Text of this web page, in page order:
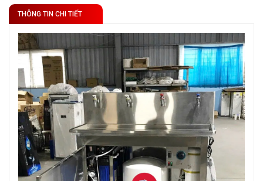
THÔNG TIN CHI TIẾT